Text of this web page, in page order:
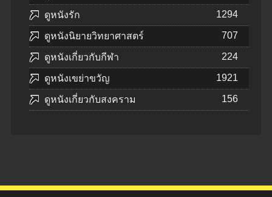
ดูหนังรัก 1294
ดูหนังนิยายวิทยาศาสตร์ 707
ดูหนังเกี่ยวกับกีฬา 224
ดูหนังเขย่าขวัญ 1921
ดูหนังเกี่ยวกับสงคราม 156